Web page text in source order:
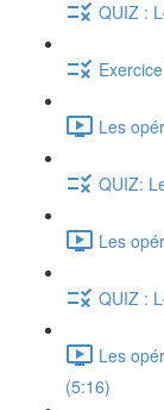
QUIZ :
Les
QUIZ:
Les
QUIZ :
Les
(5:16)